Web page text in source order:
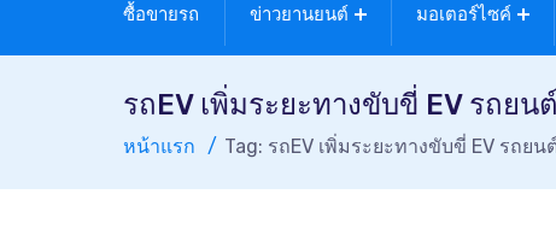
ซื้อขายรถ ข่าวยานยนต์ มอเตอร์ไซค์
รถEV เพิ่มระยะทางขับขี่ EV รถยน
หน้าแรก Tag: รถEV เพิ่มระยะทางขับขี่ EV รถยน